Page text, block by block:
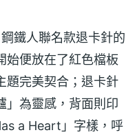
鐵人聯名款退卡針的
始便放在了紅色檔板
題完美契合；退卡針
」為靈感，背面則印
a Heart」字樣，呼